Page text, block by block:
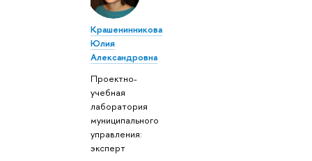
Крашенинникова
Юлия
Александровна
Проектно-
учебная
лаборатория
муниципального
управления:
эксперт